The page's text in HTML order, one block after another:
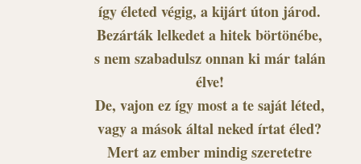
így életed végig, a kijárt úton járod.
Bezárták lelkedet a hitek börtönébe,
s nem szabadulsz onnan ki már talán
élve!
De, vajon ez így most a te saját léted,
vagy a mások által neked írtat éled?
Mert az ember mindig szeretetre